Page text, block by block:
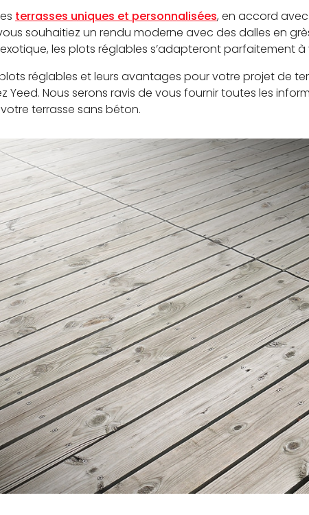
terrasses uniques et personnalisées, en accord
souhaitiez un rendu moderne avec des dalles en
les plots réglables s’adapteront parfaitement à
réglables et leurs avantages pour votre projet de
Yeed. Nous serons ravis de vous fournir toutes les
terrasse sans béton.